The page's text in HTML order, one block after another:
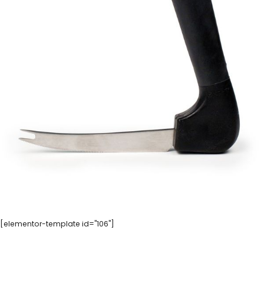
[elementor-template id="106"]